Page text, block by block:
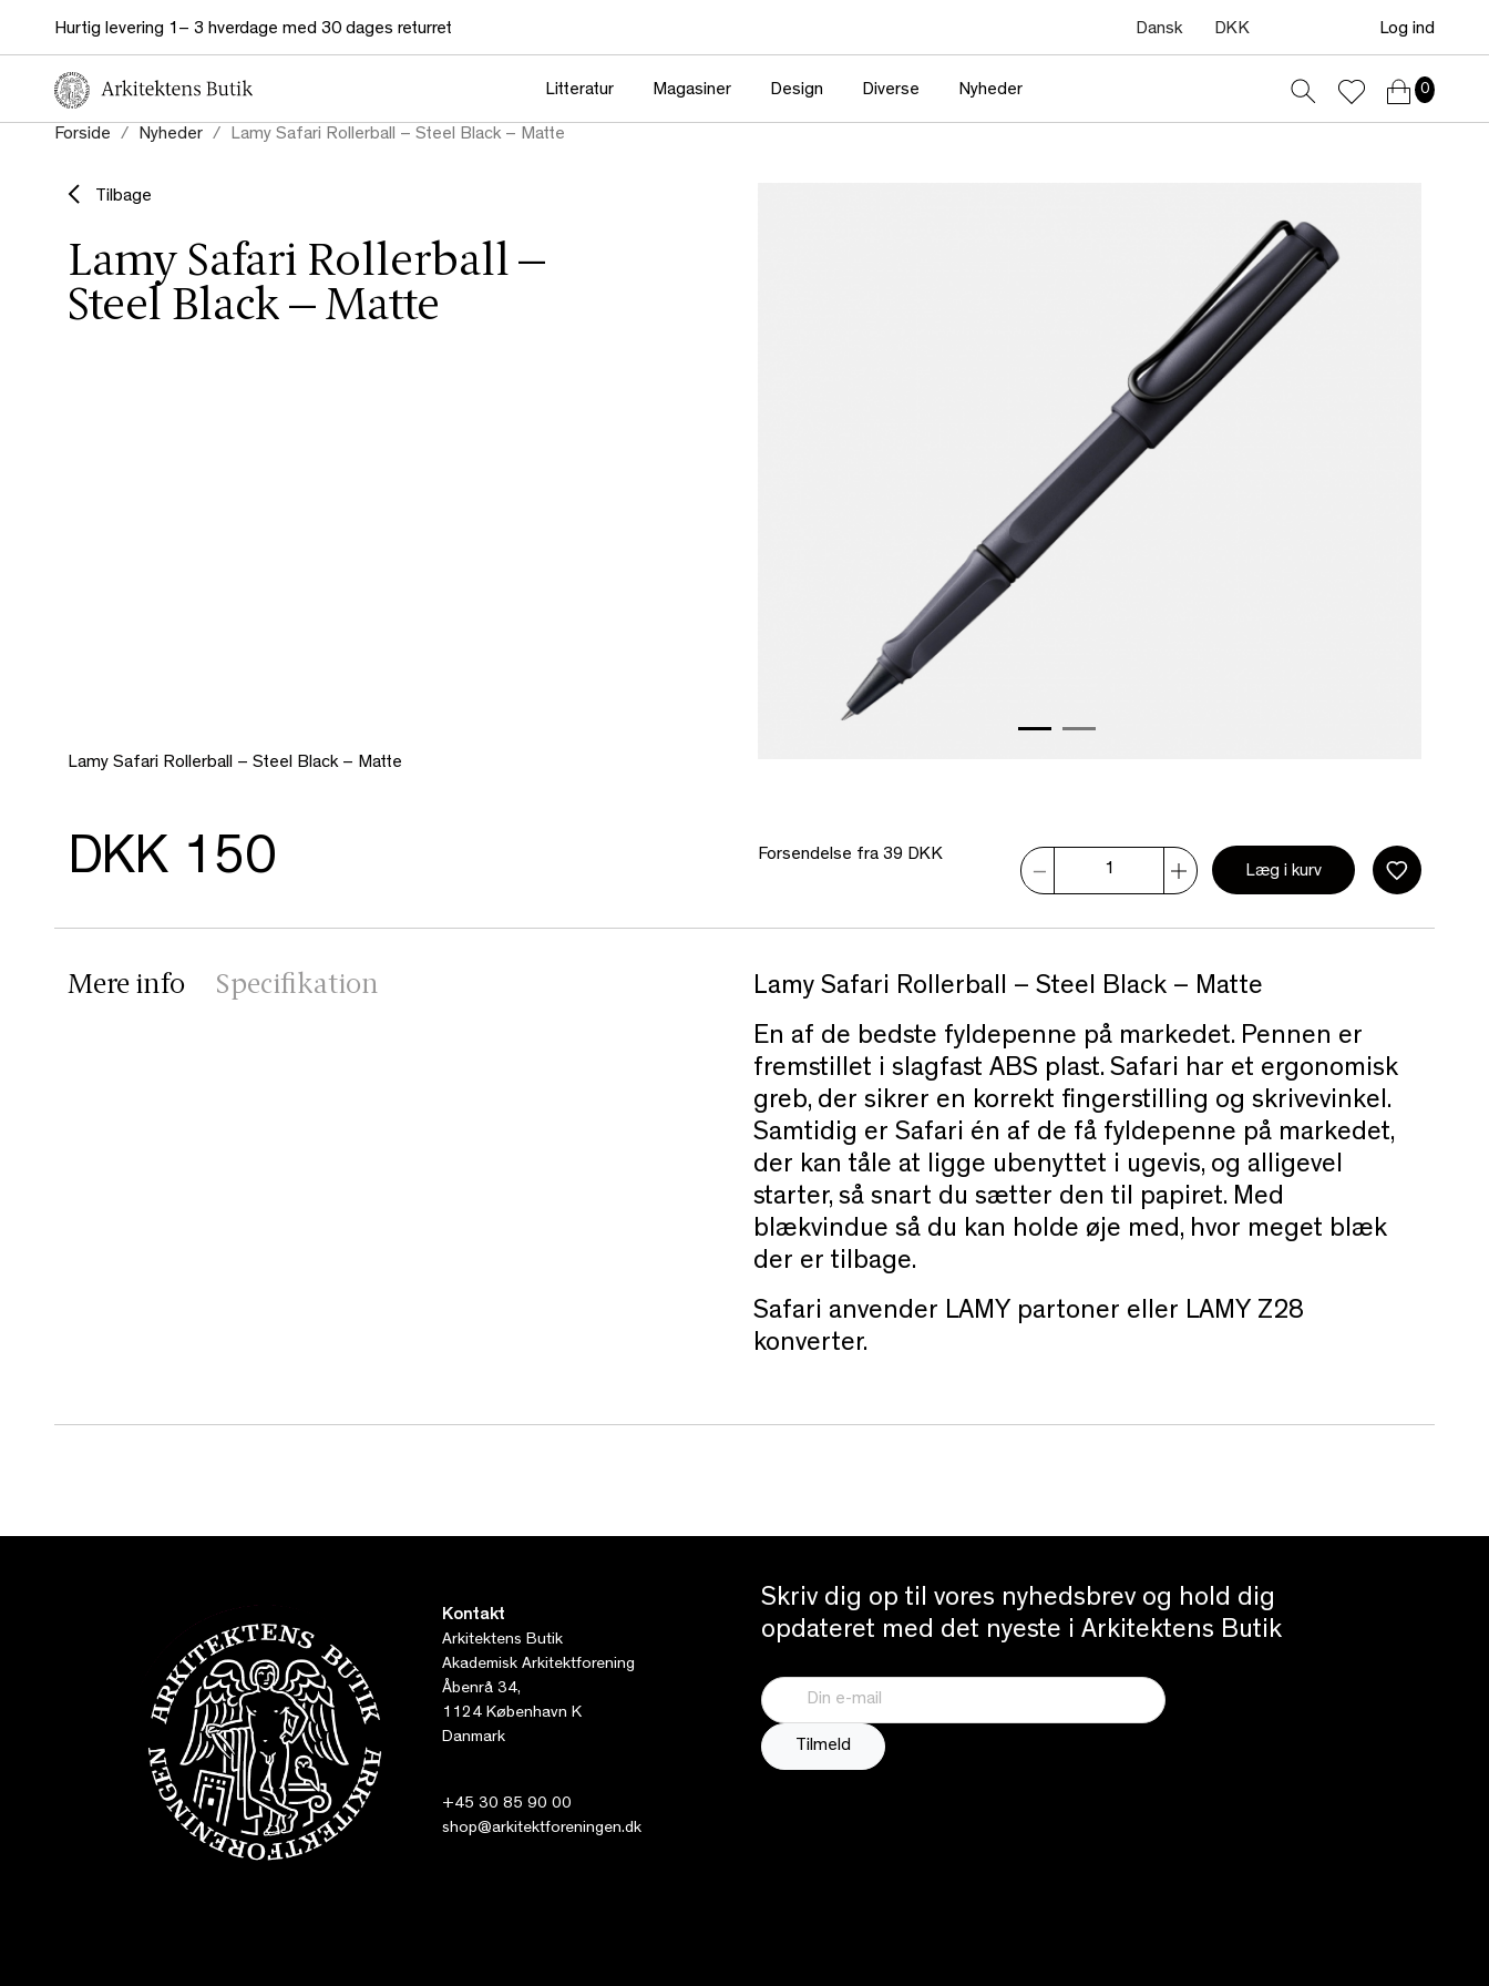
Hurtig levering 1– 3 hverdage med 30 dages returret Dansk DKK Log ind
Litteratur Magasiner Design Diverse Nyheder 0
Forside Nyheder Lamy Safari Rollerball – Steel Black – Matte
Tilbage
Lamy Safari Rollerball –
Steel Black – Matte
Lamy Safari Rollerball – Steel Black – Matte
DKK 150
Forsendelse fra 39 DKK
Læg i kurv
Mere info Specifikation
Lamy Safari Rollerball – Steel Black – Matte
En af de bedste fyldepenne på markedet. Pennen er
fremstillet i slagfast ABS plast. Safari har et ergonomisk
greb, der sikrer en korrekt fingerstilling og skrivevinkel.
Samtidig er Safari én af de få fyldepenne på markedet,
der kan tåle at ligge ubenyttet i ugevis, og alligevel
starter, så snart du sætter den til papiret. Med
blækvindue så du kan holde øje med, hvor meget blæk
der er tilbage.
Safari anvender LAMY partoner eller LAMY Z28
konverter.
Kontakt
Arkitektens Butik
Akademisk Arkitektforening
Åbenrå 34,
1124 København K
Danmark
+45 30 85 90 00
shop@arkitektforeningen.dk
Skriv dig op til vores nyhedsbrev og hold dig
opdateret med det nyeste i Arkitektens Butik